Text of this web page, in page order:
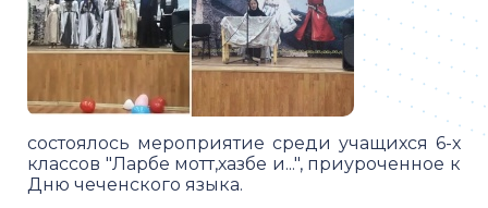
состоялось мероприятие среди учащихся 6-х
классов "Ларбе мотт,хазбе и...", приуроченное к
Дню чеченского языка.